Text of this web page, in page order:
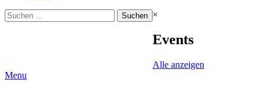
Suchen
nach:
×
Events
Alle anzeigen
Menu